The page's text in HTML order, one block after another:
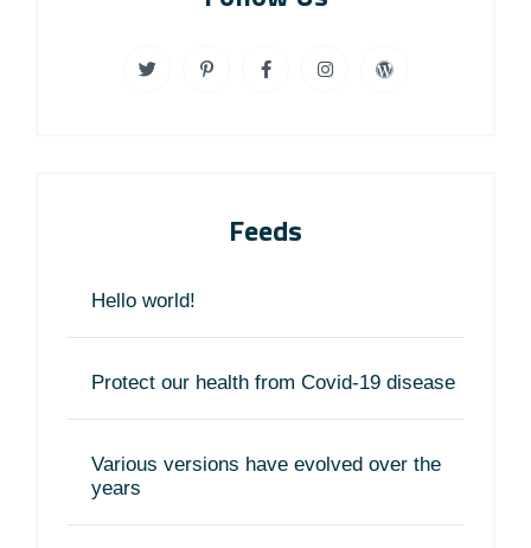
Feeds
Hello world!
Protect our health from Covid-19 disease
Various versions have evolved over the
years